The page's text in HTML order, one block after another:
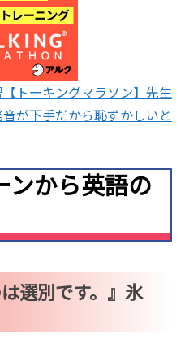
トーキングマラソン】先生
が下手だから恥ずかしいと
ンから英語の
選別です。』氷